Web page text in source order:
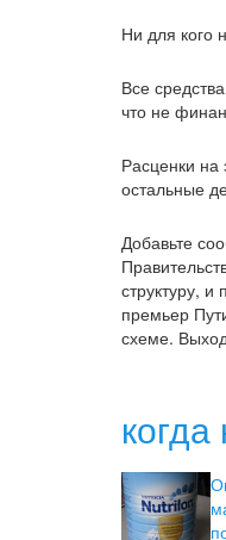
Ни для кого
Все
что не
Расценки на
остальные
Добавьте
структуру,
премьер
схеме.